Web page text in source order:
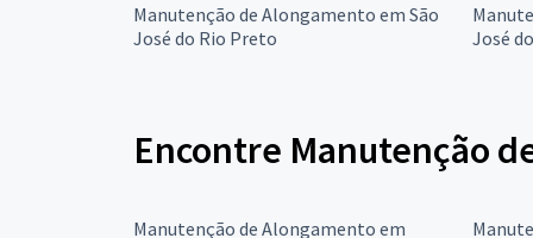
Manutenção de Alongamento em São
José do Rio Preto
José
Encontre Manutenção
Manutenção de Alongamento em